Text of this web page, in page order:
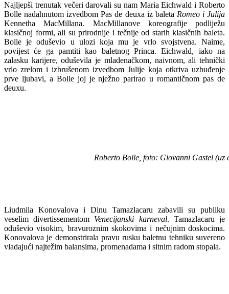
Najljepši trenutak večeri darovali su nam Maria Eichwald i Roberto
Bolle nadahnutom izvedbom Pas de deuxa iz baleta Romeo i Julija
Kennetha MacMillana. MacMillanove koreografije podliježu
klasičnoj formi, ali su prirodnije i tečnije od starih klasičnih baleta.
Bolle je oduševio u ulozi koja mu je vrlo svojstvena. Naime,
povijest će ga pamtiti kao baletnog Princa. Eichwald, iako na
zalasku karijere, oduševila je mladenačkom, naivnom, ali tehnički
vrlo zrelom i izbrušenom izvedbom Julije koja otkriva uzbuđenje
prve ljubavi, a Bolle joj je nježno parirao u romantičnom pas de
deuxu.
Roberto Bolle, foto: Giovanni Gastel (uz
Liudmila Konovalova i Dinu Tamazlacaru zabavili su publiku
veselim divertissementom Venecijanski karneval. Tamazlacaru je
oduševio visokim, bravuroznim skokovima i nečujnim doskocima.
Konovalova je demonstrirala pravu rusku baletnu tehniku suvereno
vladajući najtežim balansima, promenadama i sitnim radom stopala.